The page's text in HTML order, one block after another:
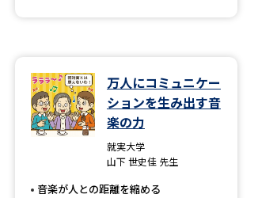
資料検索
万人にコミュニケー
ションを生み出す音
楽の力
就実大学
山下 世史佳 先生
音楽が人との距離を縮める